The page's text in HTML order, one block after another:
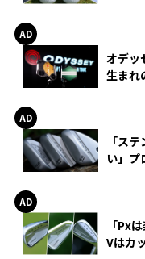
オデッ
生まれ
「ス
い」プ
「Px
Vはカ